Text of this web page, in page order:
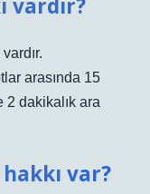
vardır?
arasında 15
2 dakikalık ara
var?